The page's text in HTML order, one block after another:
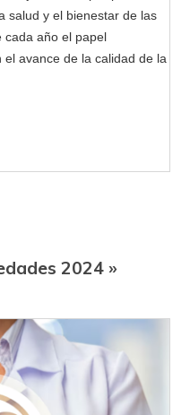
salud y el bienestar de las
cada año el papel
avance de la calidad de la
2024 »